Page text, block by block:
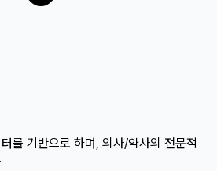
를 기반으로 하며, 의사/약사의 전문적